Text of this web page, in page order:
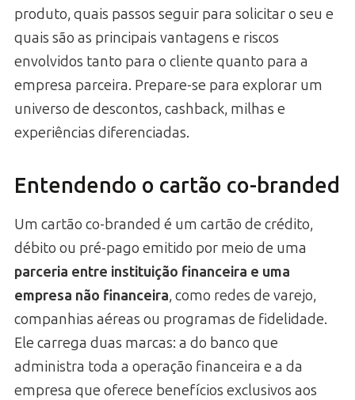
produto, quais passos seguir para solicitar o seu e
quais são as principais vantagens e riscos
envolvidos tanto para o cliente quanto para a
empresa parceira. Prepare-se para explorar um
universo de descontos, cashback, milhas e
experiências diferenciadas.
Entendendo o cartão co-branded
Um cartão co-branded é um cartão de crédito,
débito ou pré-pago emitido por meio de uma
parceria entre instituição financeira e uma
empresa não financeira, como redes de varejo,
companhias aéreas ou programas de fidelidade.
Ele carrega duas marcas: a do banco que
administra toda a operação financeira e a da
empresa que oferece benefícios exclusivos aos